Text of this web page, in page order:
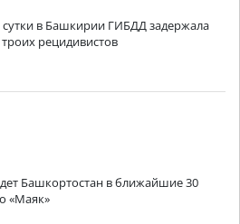
сутки в Башкирии ГИБДД задержала
рецидивистов
Башкортостан в ближайшие 30
«Маяк»